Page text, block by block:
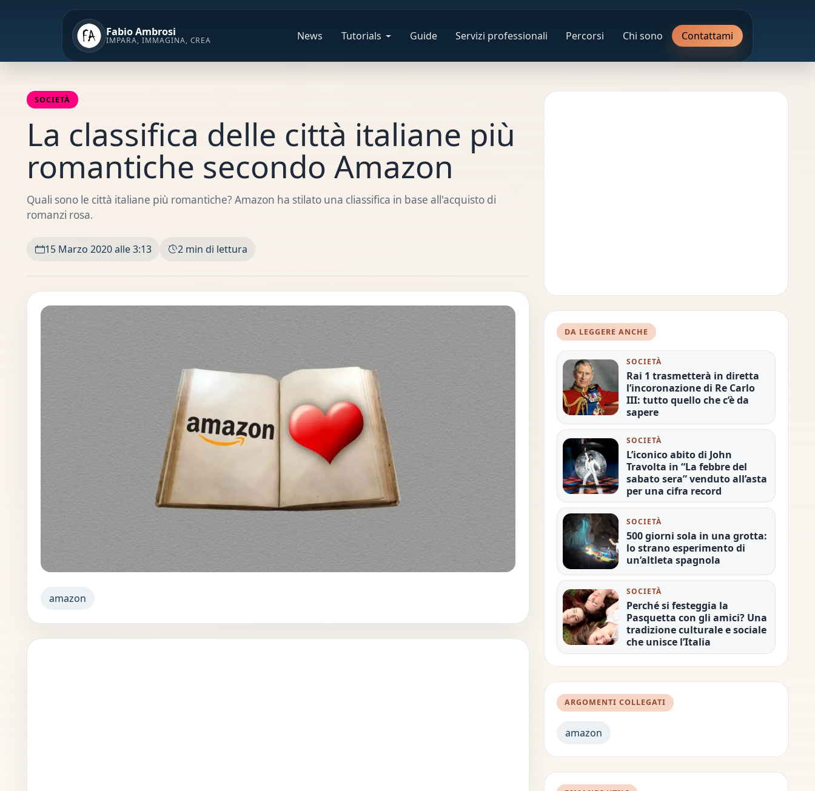
Fabio Ambrosi
IMPARA, IMMAGINA, CREA News Tutorials Guide Servizi professionali Percorsi Chi sono Contattami
SOCIETÀ
La classifica delle città italiane più
romantiche secondo Amazon
Quali sono le città italiane più romantiche? Amazon ha stilato una cliassifica in base all'acquisto di
romanzi rosa.
15 Marzo 2020 alle 3:13 2 min di lettura
amazon
DA LEGGERE ANCHE
SOCIETÀ
Rai 1 trasmetterà in diretta
l’incoronazione di Re Carlo
III: tutto quello che c’è da
sapere
SOCIETÀ
L’iconico abito di John
Travolta in “La febbre del
sabato sera” venduto all’asta
per una cifra record
SOCIETÀ
500 giorni sola in una grotta:
lo strano esperimento di
un’altleta spagnola
SOCIETÀ
Perché si festeggia la
Pasquetta con gli amici? Una
tradizione culturale e sociale
che unisce l’Italia
ARGOMENTI COLLEGATI
amazon